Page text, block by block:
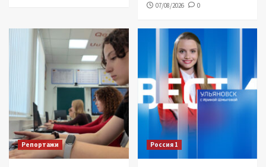
07/08/2026 0
Репортажи Россия 1